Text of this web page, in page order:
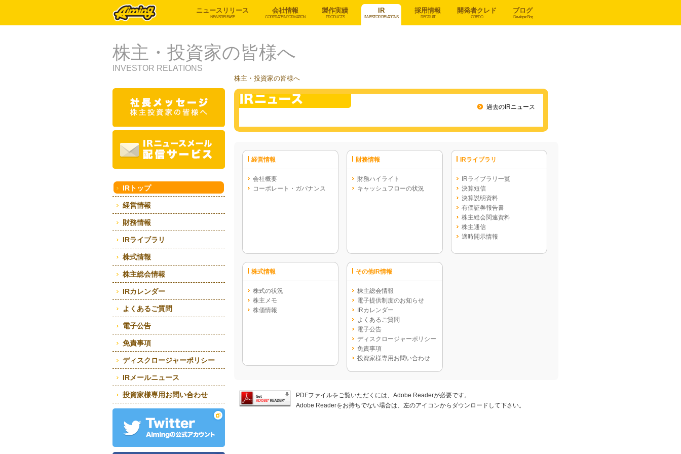
ニュースリリース
NEWSRELEASE
会社情報
CORPRATE INFORMATION
製作実績
PRODUCTS
IR
INVESTOR RELATIONS
採用情報
RECRUIT
開発者クレド
CREDO
ブログ
Developer Blog
株主・投資家の皆様へ
INVESTOR RELATIONS
IRトップ
経営情報
財務情報
IRライブラリ
株式情報
株主総会情報
IRカレンダー
よくあるご質問
電子公告
免責事項
ディスクロージャーポリシー
IRメールニュース
投資家様専用お問い合わせ
株主・投資家の皆様へ
過去のIRニュース
経営情報
会社概要
コーポレート・ガバナンス
財務情報
財務ハイライト
キャッシュフローの状況
IRライブラリ
IRライブラリ一覧
決算短信
決算説明資料
有価証券報告書
株主総会関連資料
株主通信
適時開示情報
株式情報
株式の状況
株主メモ
株価情報
その他IR情報
株主総会情報
電子提供制度のお知らせ
IRカレンダー
よくあるご質問
電子公告
ディスクロージャーポリシー
免責事項
投資家様専用お問い合わせ
PDFファイルをご覧いただくには、Adobe Readerが必要です。
Adobe Readerをお持ちでない場合は、左のアイコンからダウンロードして下さい。